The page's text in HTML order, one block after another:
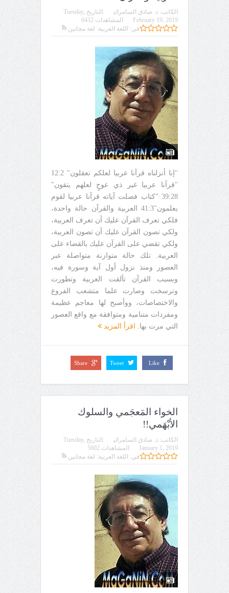
الكاتب: د. صادق السامرائي التاريخ Tuesday,
February 19, 2019
في: اللغة العربية: لغة مجانين
المشاهدات 6432
"إنا أنزلناه قرآنا عربيا لعلكم تعقلون" 12:2
"قرآنا عربيا غير ذي عوجٍ لعلهم يتقون"
39:28 "كتاب فصلت آياته قرآنا عربيا لقوم
يعلمون"41:3 العربية والقرآن حالة واحدة،
فلكي تعرف القرآن عليك أن تعرف العربية،
ولكي تصون القرآن عليك أن تصون العربية،
ولكي تقضي على القرآن عليك بالقضاء على
العربية. تلك حالة متوازنة متواصلة عبر
العصور ومنذ نزول أول آية وسورة فيه،
وبسبب القرآن تألقت العربية وتطورت
وترسخت وصارت علما متشعب الفروع
والاختصاصات، ووأصبح لها معاجم عظيمة
ومفردات متنامية ومتوافقة مع واقع العصور
التي مرت بها.
اقرأ المزيد
Like
Tweet
Share
الخواء المَعجَمي والسلوك
الأبْهَمي!!
الكاتب: د. صادق السامرائي التاريخ Tuesday,
January 1, 2019
في: اللغة العربية: لغة مجانين
المشاهدات 5602